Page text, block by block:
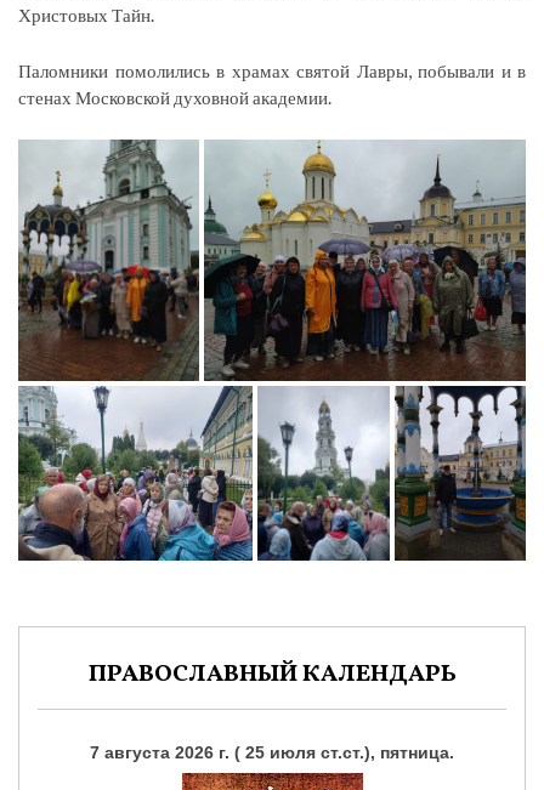
Христовых Тайн.
Паломники помолились в храмах святой Лавры, побывали и в
стенах Московской духовной академии.
ПРАВОСЛАВНЫЙ КАЛЕНДАРЬ
7 августа 2026 г. ( 25 июля ст.ст.), пятница.